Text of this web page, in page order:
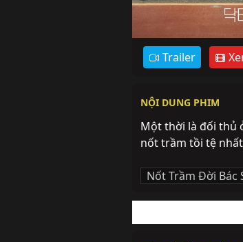
Trailer
NỘI DUNG PHIM
Một thời là đối thủ
nốt trầm tồi tệ
Nốt Trầm Đời Bác